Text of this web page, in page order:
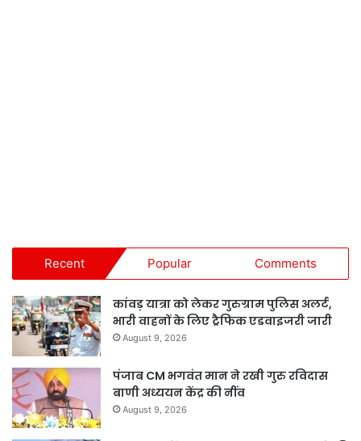
Recent Popular Comments
कांवड़ यात्रा को लेकर गुरुग्राम पुलिस अलर्ट,
भारी वाहनों के लिए ट्रैफिक एडवाइजरी जारी
August 9, 2026
पंजाब CM भगवंत मान ने रखी गुरु रविदास
बाणी अध्ययन केंद्र की नींव
August 9, 2026